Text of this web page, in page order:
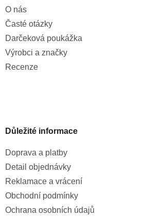
O nás
Časté otázky
Darčeková poukážka
Výrobci a značky
Recenze
Důležité informace
Doprava a platby
Detail objednávky
Reklamace a vrácení
Obchodní podmínky
Ochrana osobních údajů